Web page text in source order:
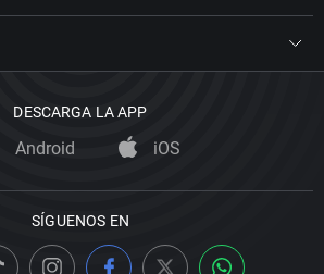
DESCARGA LA APP
Android iOS
SÍGUENOS EN